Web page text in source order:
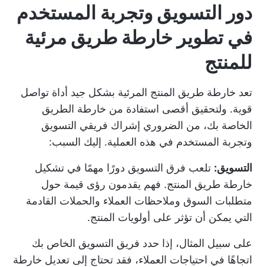
دور التسويق وتجربة المستخدم
في تطوير خارطة طريق مرئية
للمنتج
تعد خارطة طريق المنتج المرئية بشكل جيد أداة تواصل
قوية. ولتحقيق أقصى استفادة من خارطة الطريق
الخاصة بك، من الضروري إشراك فريقي التسويق
وتجربة المستخدم في هذه العملية. إليك السبب:
التسويق: تلعب فرق التسويق دورًا مهمًا في تشكيل
خارطة طريق المنتج. فهم يقدمون رؤى قيمة حول
متطلبات السوق وملاحظات العملاء والحملات القادمة
التي يمكن أن تؤثر على أولويات المنتج.
على سبيل المثال، إذا حدد فريق التسويق الخاص بك
اتجاهًا في احتياجات العملاء، فقد تحتاج إلى تعديل خارطة